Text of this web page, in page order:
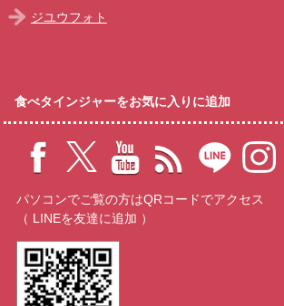
ジユウフォト
食べタインジャーをお気に入りに追加
パソコンでご覧の方はQRコードでアクセス
（ LINEを友達に追加 ）